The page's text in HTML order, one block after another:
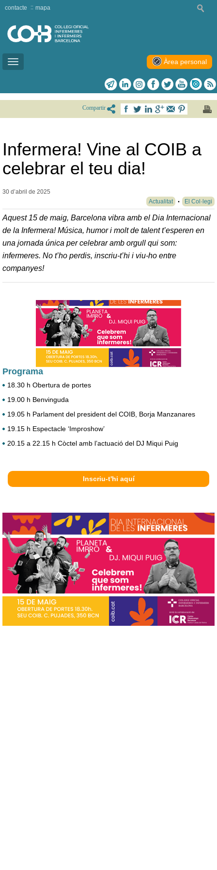
Toggle
contacte mapa
Àrea personal
Compartir
Infermera! Vine al COIB a
celebrar el teu dia!
30 d’abril de 2025
Actualitat
El Col·legi
Aquest 15 de maig, Barcelona vibra amb el Dia Internacional
de la Infermera! Música, humor i molt de talent t’esperen en
una jornada única per celebrar amb orgull qui som:
infermeres. No t’ho perdis, inscriu-t’hi i viu-ho entre
companyes!
Programa
18.30 h Obertura de portes
19.00 h Benvinguda
19.05 h Parlament del president del COIB, Borja Manzanares
19.15 h Espectacle ‘Improshow’
20.15 a 22.15 h Còctel amb l’actuació del DJ Miqui Puig
Inscriu-t'hi aquí